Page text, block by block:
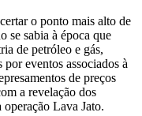
o ponto mais alto de
se sabia à época que
de petróleo e gás,
eventos associados à
de preços
a revelação dos
operação Lava Jato.